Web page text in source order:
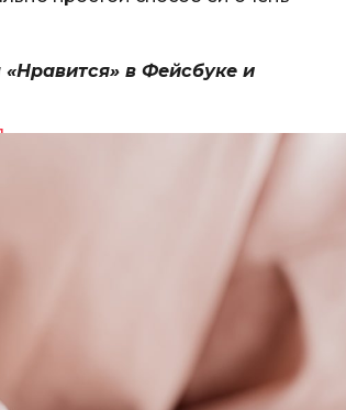
в Фейсбуке и